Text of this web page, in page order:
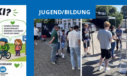
JUGEND/BILDUNG